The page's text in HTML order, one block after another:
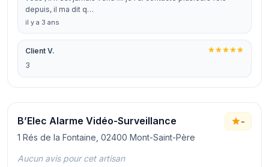
depuis, il ma dit q…
il y a 3 ans
Client V.
3
B’Elec Alarme Vidéo-Surveillance
1 Rés de la Fontaine, 02400 Mont-Saint-Père
-
Aucun avis pour cet artisan